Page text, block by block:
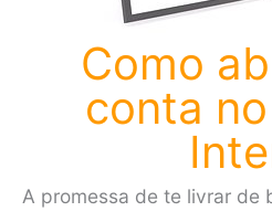
Como
conta
A promessa de te livrar de